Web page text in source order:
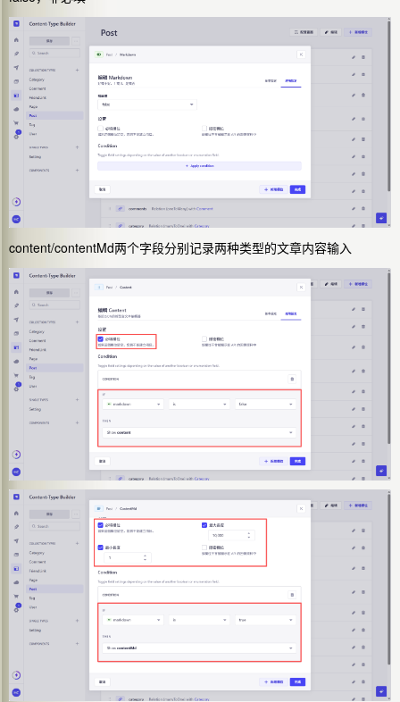
content/contentMd两个字段分别记录两种类型的文章内容输入